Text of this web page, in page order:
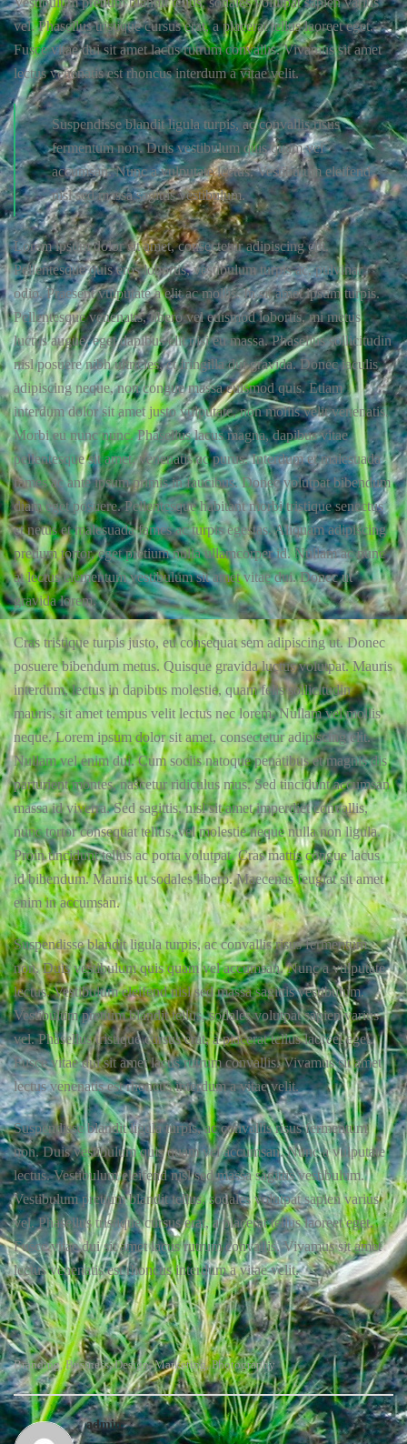
vel. Phasellus tristique cursus erat, a placerat tellus laoreet eget.
Fusce vitae dui sit amet lacus rutrum convallis. Vivamus sit amet
lectus venenatis est rhoncus interdum a vitae velit.
Suspendisse blandit ligula turpis, ac convallis risus
fermentum non. Duis vestibulum quis quam vel
accumsan. Nunc a vulputate lectus. Vestibulum eleifend
nisl sed massa sagittis vestibulum.
Lorem ipsum dolor sit amet, consectetur adipiscing elit.
Pellentesque quis eros lobortis, vestibulum turpis ac, pulvinar
odio. Praesent vulputate a elit ac mollis. In sit amet ipsum turpis.
Pellentesque venenatis, libero vel euismod lobortis, mi metus
luctus augue, eget dapibus elit nisi eu massa. Phasellus sollicitudin
nisl posuere nibh ultricies, et fringilla dui gravida. Donec iaculis
adipiscing neque, non congue massa euismod quis. Etiam
interdum dolor sit amet justo vulputate, non mollis velit venenatis.
Morbi eu nunc nunc. Phasellus lacus magna, dapibus vitae
pellentesque sit amet, venenatis ac purus. Interdum et malesuada
fames ac ante ipsum primis in faucibus. Donec volutpat bibendum
diam eget posuere. Pellentesque habitant morbi tristique senectus
et netus et malesuada fames ac turpis egestas. Aliquam adipiscing
pretium tortor, eget pretium nulla ullamcorper id. Nullam ac nunc
at lectus elementum vestibulum sit amet vitae dui. Donec ut
gravida lorem.
Cras tristique turpis justo, eu consequat sem adipiscing ut. Donec
posuere bibendum metus. Quisque gravida luctus volutpat. Mauris
interdum, lectus in dapibus molestie, quam felis sollicitudin
mauris, sit amet tempus velit lectus nec lorem. Nullam vel mollis
neque. Lorem ipsum dolor sit amet, consectetur adipiscing elit.
Nullam vel enim dui. Cum sociis natoque penatibus et magnis dis
parturient montes, nascetur ridiculus mus. Sed tincidunt accumsan
massa id viverra. Sed sagittis, nisl sit amet imperdiet convallis,
nunc tortor consequat tellus, vel molestie neque nulla non ligula.
Proin tincidunt tellus ac porta volutpat. Cras mattis congue lacus
id bibendum. Mauris ut sodales libero. Maecenas feugiat sit amet
enim in accumsan.
Suspendisse blandit ligula turpis, ac convallis risus fermentum
non. Duis vestibulum quis quam vel accumsan. Nunc a vulputate
lectus. Vestibulum eleifend nisl sed massa sagittis vestibulum.
Vestibulum pretium blandit tellus, sodales volutpat sapien varius
vel. Phasellus tristique cursus erat, a placerat tellus laoreet eget.
Fusce vitae dui sit amet lacus rutrum convallis. Vivamus sit amet
lectus venenatis est rhoncus interdum a vitae velit.
Suspendisse blandit ligula turpis, ac convallis risus fermentum
non. Duis vestibulum quis quam vel accumsan. Nunc a vulputate
lectus. Vestibulum eleifend nisl sed massa sagittis vestibulum.
Vestibulum pretium blandit tellus, sodales volutpat sapien varius
vel. Phasellus tristique cursus erat, a placerat tellus laoreet eget.
Fusce vitae dui sit amet lacus rutrum convallis. Vivamus sit amet
lectus venenatis est rhoncus interdum a vitae velit.
Branding,Business,Design,Marketing,Photography
admin